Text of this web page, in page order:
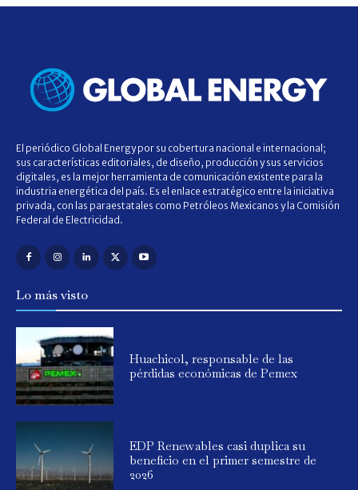
El periódico Global Energy por su cobertura nacional e internacional;
sus características editoriales, de diseño, producción y sus servicios
digitales, es la mejor herramienta de comunicación existente para la
industria energética del país. Es el enlace estratégico entre la iniciativa
privada, con las paraestatales como Petróleos Mexicanos y la Comisión
Federal de Electricidad.
Lo más visto
Huachicol, responsable de las
pérdidas económicas de Pemex
EDP Renewables casi duplica su
beneficio en el primer semestre de
2026